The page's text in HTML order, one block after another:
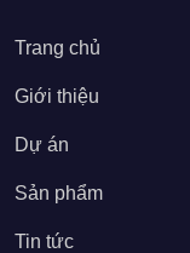
Trang chủ
Giới thiệu
Dự án
Sản phẩm
Tin tức